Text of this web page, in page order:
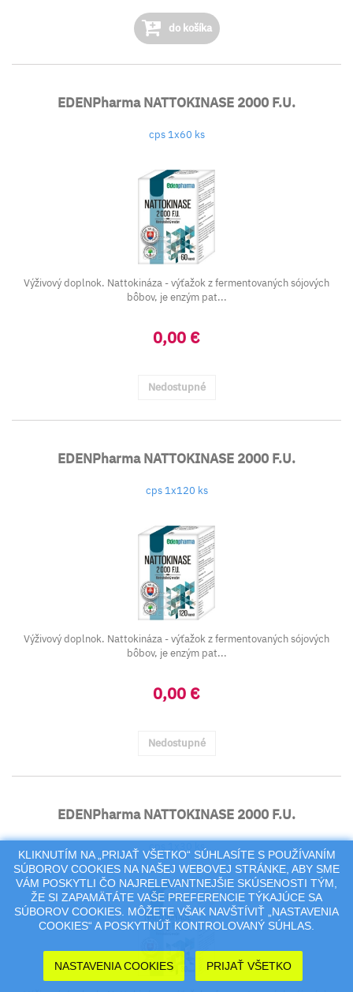
do košíka
EDENPharma NATTOKINASE 2000 F.U.
cps 1x60 ks
Výživový doplnok. Nattokináza - výťažok z fermentovaných sójových
bôbov, je enzým pat...
0,00 €
Nedostupné
EDENPharma NATTOKINASE 2000 F.U.
cps 1x120 ks
Výživový doplnok. Nattokináza - výťažok z fermentovaných sójových
bôbov, je enzým pat...
0,00 €
Nedostupné
EDENPharma NATTOKINASE 2000 F.U.
cps 1x30 ks
KLIKNUTÍM NA „PRIJAŤ VŠETKO“ SÚHLASÍTE S POUŽÍVANÍM
SÚBOROV COOKIES NA NAŠEJ WEBOVEJ STRÁNKE, ABY SME
VÁM POSKYTLI ČO NAJRELEVANTNEJŠIE SKÚSENOSTI TÝM,
ŽE SI ZAPAMÄTÁTE VAŠE PREFERENCIE TÝKAJÚCE SA
SÚBOROV COOKIES. MÔŽETE VŠAK NAVŠTÍVIŤ „NASTAVENIA
COOKIES“ A POSKYTNÚŤ KONTROLOVANÝ SÚHLAS.
NASTAVENIA COOKIES PRIJAŤ VŠETKO